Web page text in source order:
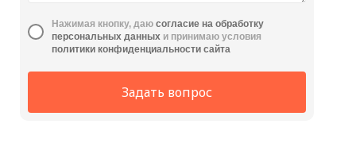
Нажимая кнопку, даю cогласие на обработку
персональных данных и принимаю условия
политики конфиденциальности сайта
Задать вопрос